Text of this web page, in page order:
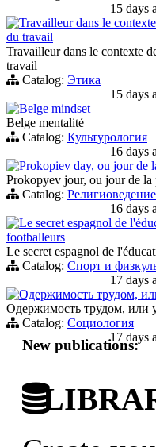
15 days
Travailleur dans le
du travail
Travailleur dans le contexte
travail
Catalog: Этика
15 days
Belge mindset
Belge mentalité
Catalog: Культурология
16 days
Prokopiev day, ou jour de
Prokopyev jour, ou jour de la
Catalog: Религиоведение
16 days
Le secret espagnol de
footballeurs
Le secret espagnol de
Catalog: Спорт и
17 days
Одержимость трудом,
Одержимость трудом, или
Catalog: Социология
17 days
New publications: